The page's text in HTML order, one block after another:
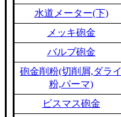
水道メーター(下)
メッキ砲金
バルブ砲金
砲金削粉(切削屑,ダライ
粉,パーマ)
ビスマス砲金